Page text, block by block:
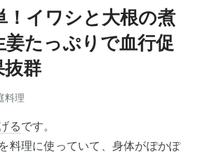
！イワシと大根の煮
姜たっぷりで血行促
抜群
料理
るです。
料理に使っていて、身体がぽかぽ